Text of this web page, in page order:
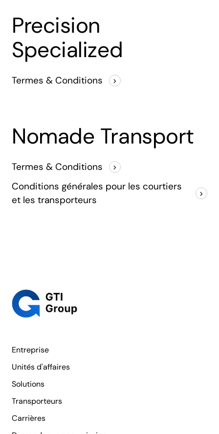
Precision
Specialized
Termes & Conditions
Nomade Transport
Termes & Conditions
Conditions générales pour les courtiers
et les transporteurs
Entreprise
Unités d'affaires
Solutions
Transporteurs
Carrières